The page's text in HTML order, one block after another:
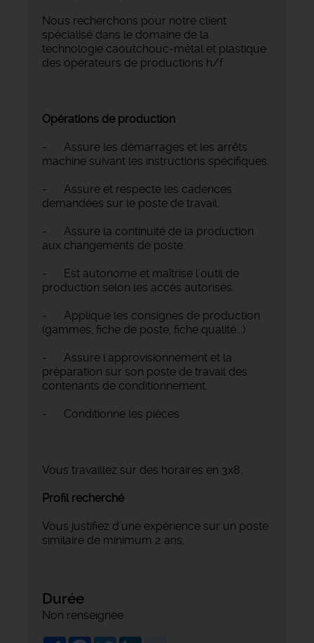
Nous recherchons pour notre client
spécialisé dans le domaine de la
technologie caoutchouc-métal et plastique
des opérateurs de productions h/f
Opérations de production
- Assure les démarrages et les arrêts
machine suivant les instructions spécifiques.
- Assure et respecte les cadences
demandées sur le poste de travail.
- Assure la continuité de la production
aux changements de poste.
- Est autonome et maîtrise l'outil de
production selon les accès autorisés.
- Applique les consignes de production
(gammes, fiche de poste, fiche qualité...)
- Assure l'approvisionnement et la
préparation sur son poste de travail des
contenants de conditionnement.
- Conditionne les pièces
Vous travaillez sur des horaires en 3x8.
Profil recherché
Vous justifiez d'une expérience sur un poste
similaire de minimum 2 ans.
Durée
Non renseignée